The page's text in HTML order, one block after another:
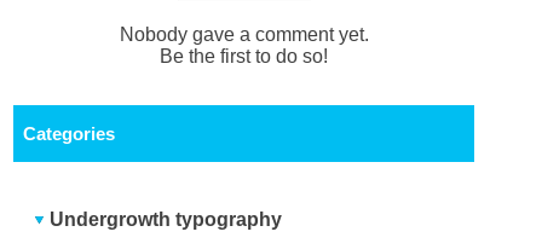
Nobody gave a comment yet.
Be the first to do so!
Categories
Undergrowth typography